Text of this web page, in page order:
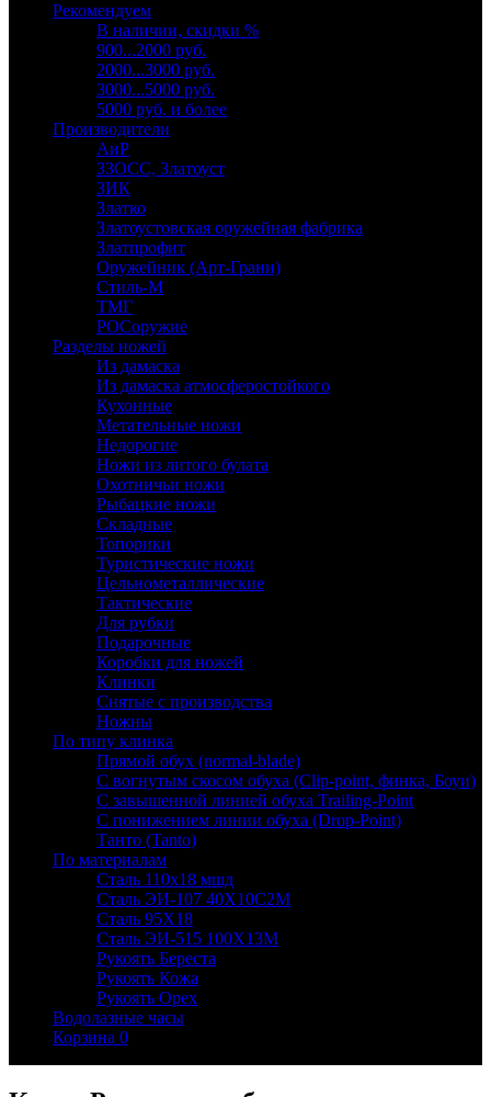
Рекомендуем
В наличии, скидки %
900...2000 руб.
2000...3000 руб.
3000...5000 руб.
5000 руб. и более
Производители
АиР
ЗЗОСС, Златоуст
ЗИК
Златко
Златоустовская оружейная фабрика
Златпрофит
Оружейник (Арт-Грани)
Стиль-М
ТМГ
РОСоружие
Разделы ножей
Из дамаска
Из дамаска атмосферостойкого
Кухонные
Метательные ножи
Недорогие
Ножи из литого булата
Охотничьи ножи
Рыбацкие ножи
Складные
Топорики
Туристические ножи
Цельнометаллические
Тактические
Для рубки
Подарочные
Коробки для ножей
Клинки
Снятые с производства
Ножны
По типу клинка
Прямой обух (normal-blade)
С вогнутым скосом обуха (Clip-point, финка, Боуи)
С завышенной линией обуха Trailing-Point
С понижением линии обуха (Drop-Point)
Танто (Tanto)
По материалам
Сталь 110х18 мшд
Сталь ЭИ-107 40Х10С2М
Сталь 95Х18
Сталь ЭИ-515 100Х13М
Рукоять Береста
Рукоять Кожа
Рукоять Орех
Водолазные часы
Корзина 0